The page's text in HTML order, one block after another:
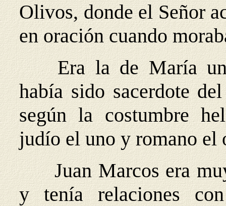
Olivos, donde el Señor
en oración cuando
Era la de María
había sido sacerdote
según la costumbre
judío el uno y romano el
Juan Marcos era
y tenía relaciones